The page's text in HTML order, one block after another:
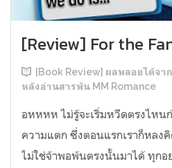
[Review] For the
[Book Review] ผลพลอยได้จา
หลังอ่านสารพัน MM Romance
อหหหห ไม่รู้จะเริ่มหวีดตรงไหน
ความแตก ซึ่งตอนแรกเราก็หล
ไม่ใช่จ้าพอพ้นตรงนั้นมาได้ ทุกอ